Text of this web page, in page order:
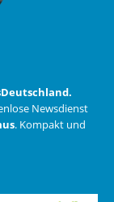
Newsdienst
. Kompakt und